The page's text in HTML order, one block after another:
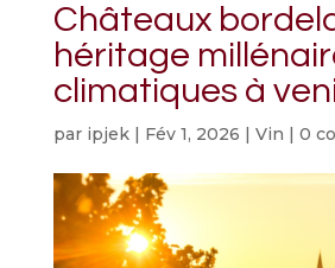
Châteaux
héritage
climatiques à
par ipjek| Fév 1, 2026 | Vin | 0